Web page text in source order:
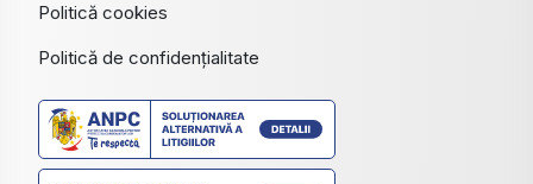
Politică cookies
Politică de confidențialitate